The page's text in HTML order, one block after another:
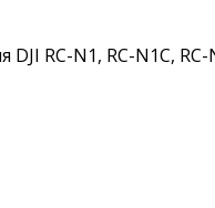
RC-N1, RC-N1C, RC-